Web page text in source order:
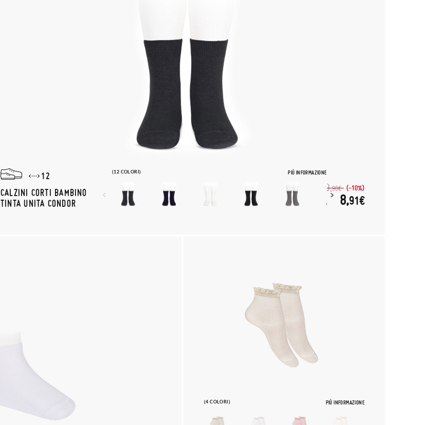
(12 COLORI) PIÙ INFORMAZIONE
12
CALZINI CORTI BAMBINO
TINTA UNITA CONDOR
9,90€ (-10%)
8,91€
(4 COLORI) PIÙ INFORMAZIONE